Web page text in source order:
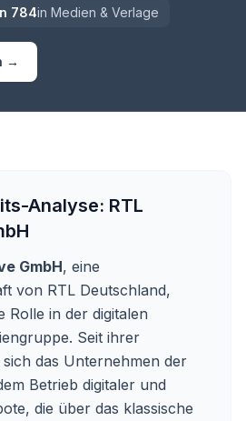
784in Medien & Verlage
→
Analyse: RTL
GmbH, eine
von RTL Deutschland,
Rolle in der digitalen
Seit ihrer
das Unternehmen der
Betrieb digitaler und
die über das klassische